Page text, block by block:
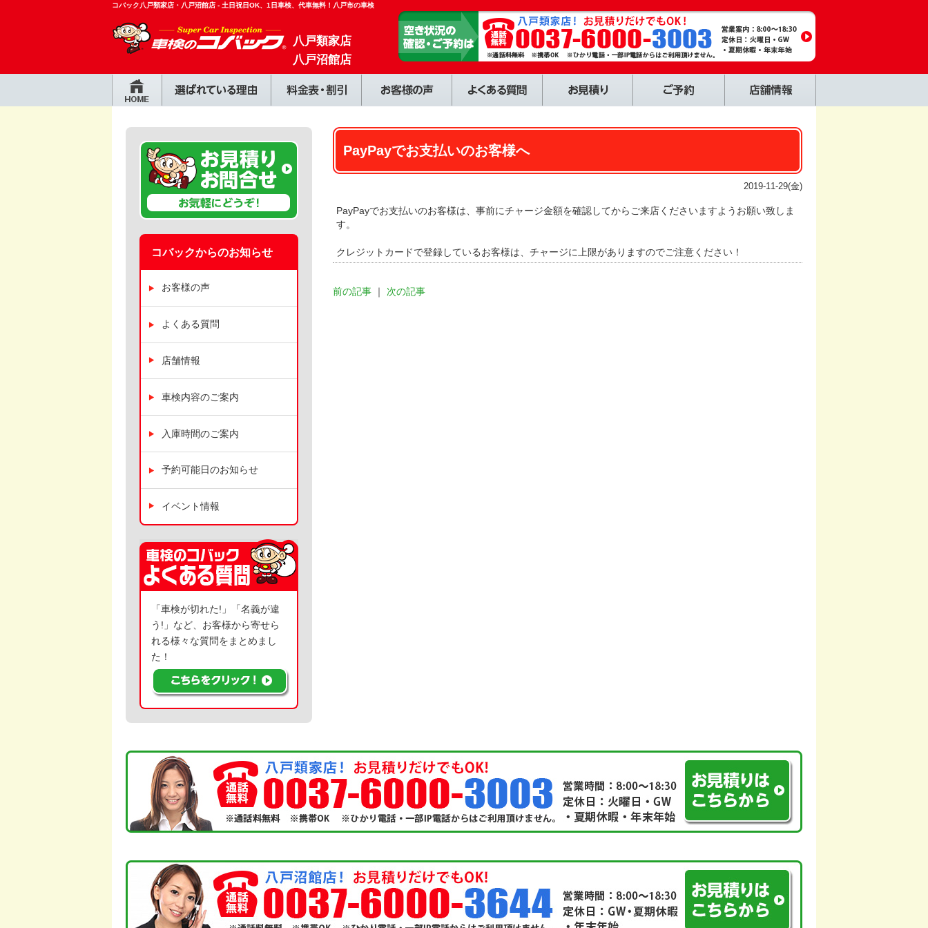
コバック八戸類家店・八戸沼館店 - 土日祝日OK、1日車検、代車無料！八戸市の車検
八戸類家店
八戸沼館店
PayPayでお支払いのお客様へ
2019-11-29(金)
PayPayでお支払いのお客様は、事前にチャージ金額を確認してからご来店くださいますようお願い致しま
す。
クレジットカードで登録しているお客様は、チャージに上限がありますのでご注意ください！
前の記事 ｜ 次の記事
コバックからのお知らせ
お客様の声
よくある質問
店舗情報
車検内容のご案内
入庫時間のご案内
予約可能日のお知らせ
イベント情報
「車検が切れた!」「名義が違
う!」など、お客様から寄せら
れる様々な質問をまとめまし
た！